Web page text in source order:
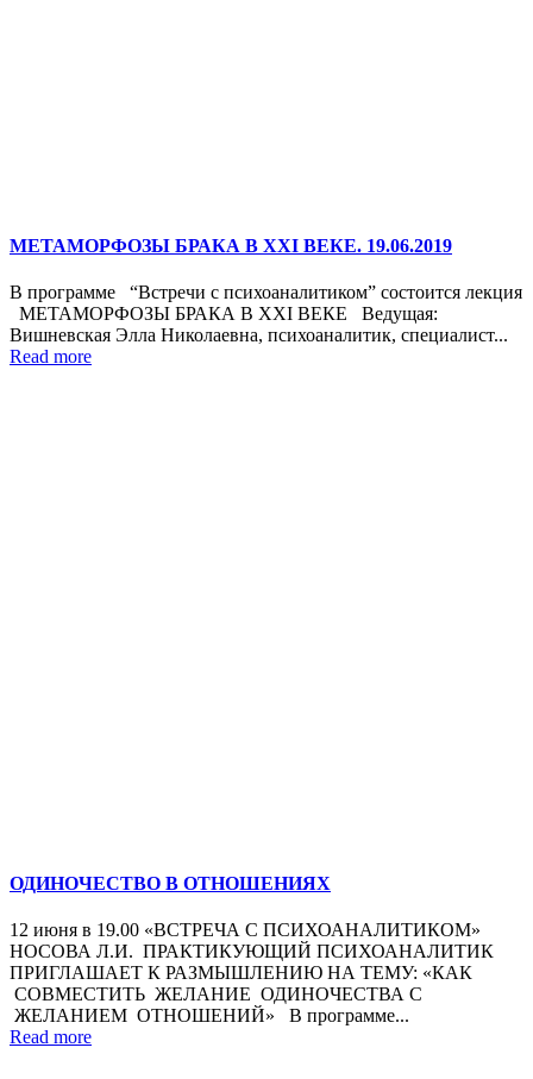
МЕТАМОРФОЗЫ БРАКА В XXI ВЕКЕ. 19.06.2019
В программе “Встречи с психоаналитиком” состоится лекция
МЕТАМОРФОЗЫ БРАКА В XXI ВЕКЕ Ведущая:
Вишневская Элла Николаевна, психоаналитик, специалист...
Read more
ОДИНОЧЕСТВО В ОТНОШЕНИЯХ
12 июня в 19.00 «ВСТРЕЧА С ПСИХОАНАЛИТИКОМ»
НОСОВА Л.И. ПРАКТИКУЮЩИЙ ПСИХОАНАЛИТИК
ПРИГЛАШАЕТ К РАЗМЫШЛЕНИЮ НА ТЕМУ: «КАК
СОВМЕСТИТЬ ЖЕЛАНИЕ ОДИНОЧЕСТВА С
ЖЕЛАНИЕМ ОТНОШЕНИЙ» В программе...
Read more